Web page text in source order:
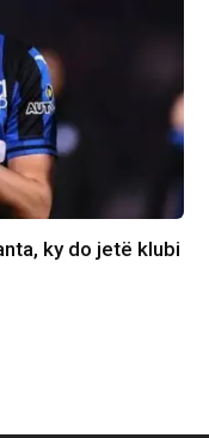
ky do jetë klubi